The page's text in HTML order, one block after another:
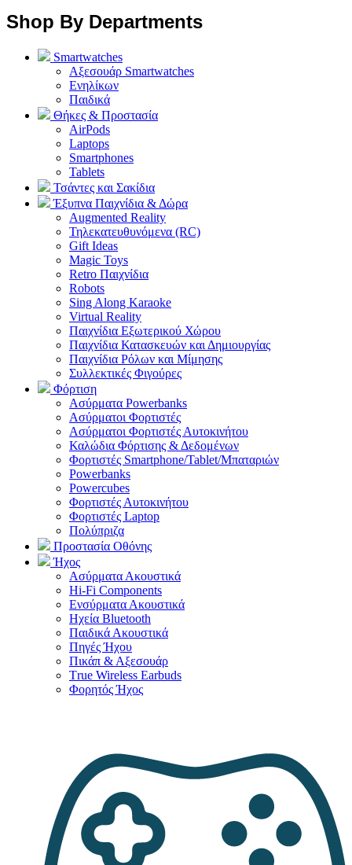
Shop By Departments
Smartwatches
Αξεσουάρ Smartwatches
Ενηλίκων
Παιδικά
Θήκες & Προστασία
AirPods
Laptops
Smartphones
Tablets
Τσάντες και Σακίδια
Έξυπνα Παιχνίδια & Δώρα
Augmented Reality
Τηλεκατευθυνόμενα (RC)
Gift Ideas
Magic Toys
Retro Παιχνίδια
Robots
Sing Along Karaoke
Virtual Reality
Παιχνίδια Εξωτερικού Χώρου
Παιχνίδια Κατασκευών και Δημιουργίας
Παιχνίδια Ρόλων και Μίμησης
Συλλεκτικές Φιγούρες
Φόρτιση
Ασύρματα Powerbanks
Aσύρματοι Φορτιστές
Ασύρματοι Φορτιστές Αυτοκινήτου
Καλώδια Φόρτισης & Δεδομένων
Φορτιστές Smartphone/Tablet/Μπαταριών
Powerbanks
Powercubes
Φορτιστές Αυτοκινήτου
Φορτιστές Laptop
Πολύπριζα
Προστασία Οθόνης
Ήχος
Ασύρματα Ακουστικά
Hi-Fi Components
Ενσύρματα Ακουστικά
Ηχεία Bluetooth
Παιδικά Ακουστικά
Πηγές Ήχου
Πικάπ & Αξεσουάρ
Τrue Wireless Earbuds
Φορητός Ήχος